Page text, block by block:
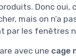
Donc oui,
mais on n’a
par les fenêtres
avec une cage